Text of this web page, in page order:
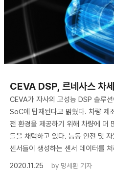
CEVA DSP, 르네사스 차
CEVA가 자사의 고성능 DSP 솔루
SoC에 탑재된다고 밝혔다. 차량 제
전 환경을 제공하기 위해 차량에 더
들을 채택하고 있다. 능동 안전 및
센서들이 생성하는 센서 데이터를
2020.11.25
by 명세환 기자